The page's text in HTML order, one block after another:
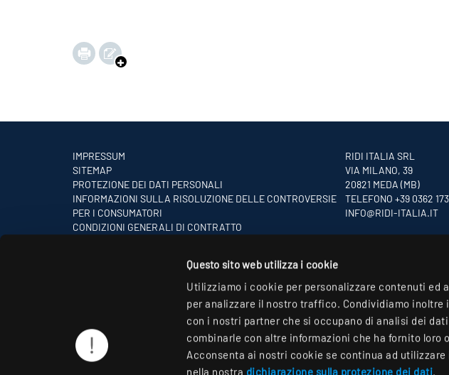
Questo sito web utilizza i cookie
Utilizziamo i cookie per personalizzare contenuti ed
per analizzare il nostro traffico. Condividiamo
con i nostri partner che si occupano di analisi dei
combinarle con altre informazioni che ha fornito loro
Acconsenta ai nostri cookie se continua ad
nella nostra dichiarazione sulla protezione dei dati.
IMPRESSUM
SITEMAP
PROTEZIONE DEI DATI PERSONALI
INFORMAZIONI SULLA RISOLUZIONE DELLE CONTROVERSIE
PER I CONSUMATORI
CONDIZIONI GENERALI DI CONTRATTO
RIDI ITALIA SRL
VIA MILANO, 39
20821 MEDA (MB)
TELEFONO +39 0362
INFO@RIDI-ITALIA.IT